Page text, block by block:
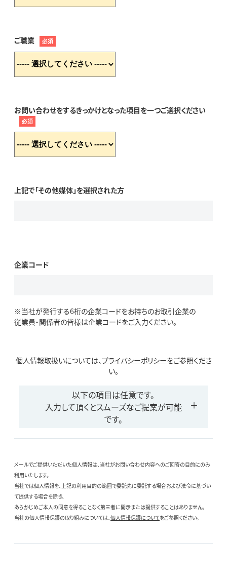
ご職業 必須
お問い合わせをするきっかけとなった項目を一つご選択ください
必須
上記で「その他媒体」を選択された方
企業コード
※当社が発行する6桁の企業コードをお持ちのお取引企業の
従業員・関係者の皆様は企業コードをご入力ください。
個人情報取扱いについては、プライバシーポリシーをご参照くださ
い。
以下の項目は任意です。
入力して頂くとスムーズなご提案が可能
です。
メールでご提供いただいた個人情報は、当社がお問い合わせ内容へのご回答の目的にのみ
利用いたします。
当社では個人情報を、上記の利用目的の範囲で委託先に委託する場合および法令に基づい
て提供する場合を除き、
あらかじめご本人の同意を得ることなく第三者に開示または提供することはありません。
当社の個人情報保護の取り組みについては、個人情報保護についてをご参照ください。